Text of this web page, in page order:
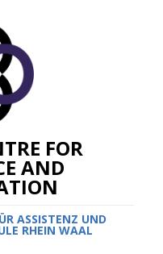
FOR
AND
ASSISTENZ UND
RHEIN WAAL